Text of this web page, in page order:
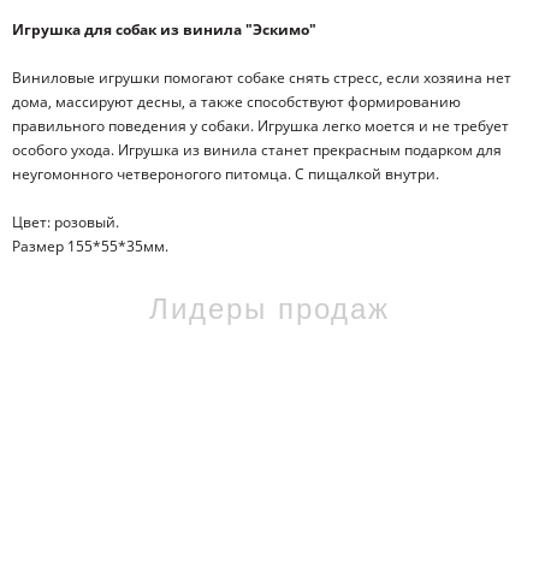
Игрушка для собак из винила "Эскимо"
Виниловые игрушки помогают собаке снять стресс, если хозяина нет
дома, массируют десны, а также способствуют формированию
правильного поведения у собаки. Игрушка легко моется и не требует
особого ухода. Игрушка из винила станет прекрасным подарком для
неугомонного четвероногого питомца. С пищалкой внутри.
Цвет: розовый.
Размер 155*55*35мм.
Лидеры продаж